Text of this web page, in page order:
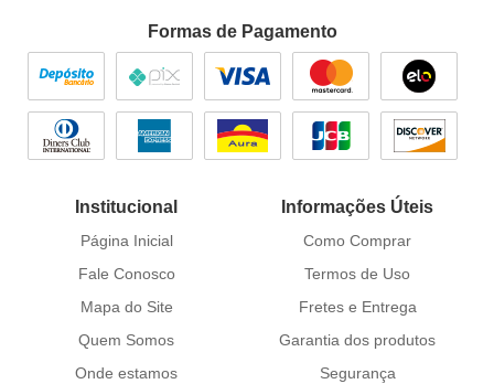
Formas de Pagamento
Institucional
Página Inicial
Fale Conosco
Mapa do Site
Quem Somos
Onde estamos
Informações Úteis
Como Comprar
Termos de Uso
Fretes e Entrega
Garantia dos produtos
Segurança